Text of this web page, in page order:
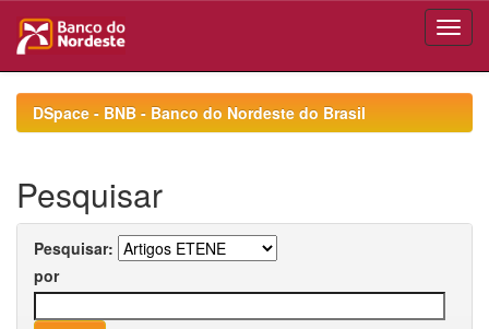
navigationDSpace - BNB - Banco do Nordeste do Brasil
Pesquisar
Pesquisar:
por